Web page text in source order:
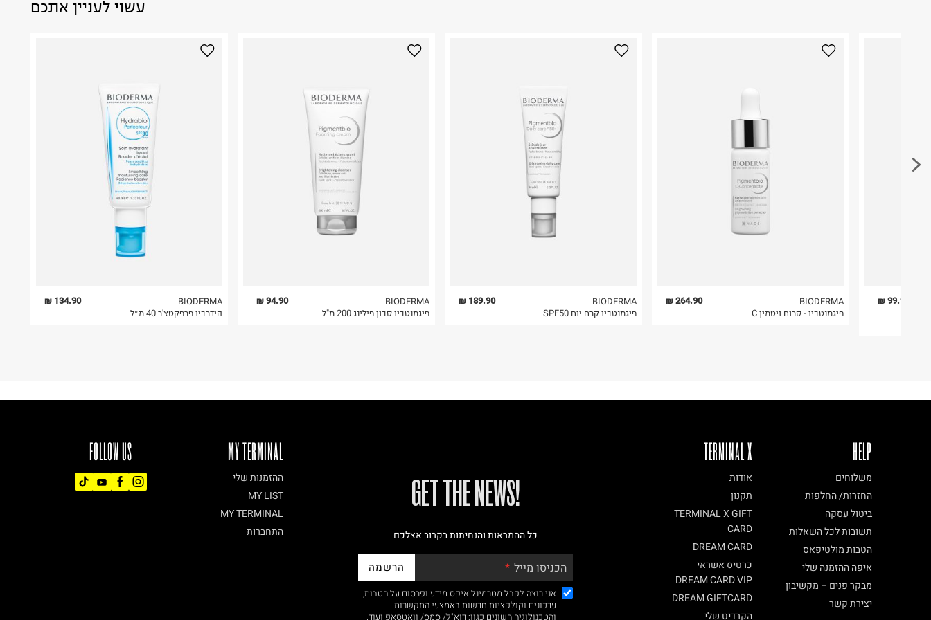
עשוי לעניין אתכם
134.90 ₪
BIODERMA
הידרביו פרפקטצ'ר 40 מ״ל
94.90 ₪
BIODERMA
פיגמנטביו סבון פילינג 200 מ"ל
189.90 ₪
BIODERMA
פיגמנטביו קרם יום SPF50
264.90 ₪
BIODERMA
פיגמנטביו - סרום ויטמין C
99.90 ₪
FOLLOW US MY TERMINAL
ההזמנות שלי
MY LIST
MY TERMINAL
התחברות
!GET THE NEWS
כל ההמראות והנחיתות בקרוב אצלכם
הכניסו מייל הרשמה
אני רוצה לקבל מטרמינל איקס מידע ופרסום על הטבות,
עדכונים וקולקציות חדשות באמצעי התקשרות
והטכנולוגיה השונים כגון: דוא"ל/ סמס/ וואטסאפ ועוד.
TERMINAL X
אודות
תקנון
TERMINAL X GIFT
CARD
DREAM CARD
כרטיס אשראי
DREAM CARD VIP
DREAM GIFTCARD
הקרדיט שלי
HELP
משלוחים
החזרות/ החלפות
ביטול עסקה
תשובות לכל השאלות
הטבות מולטיפאס
איפה ההזמנה שלי
מבקר פנים – מקשיבון
יצירת קשר